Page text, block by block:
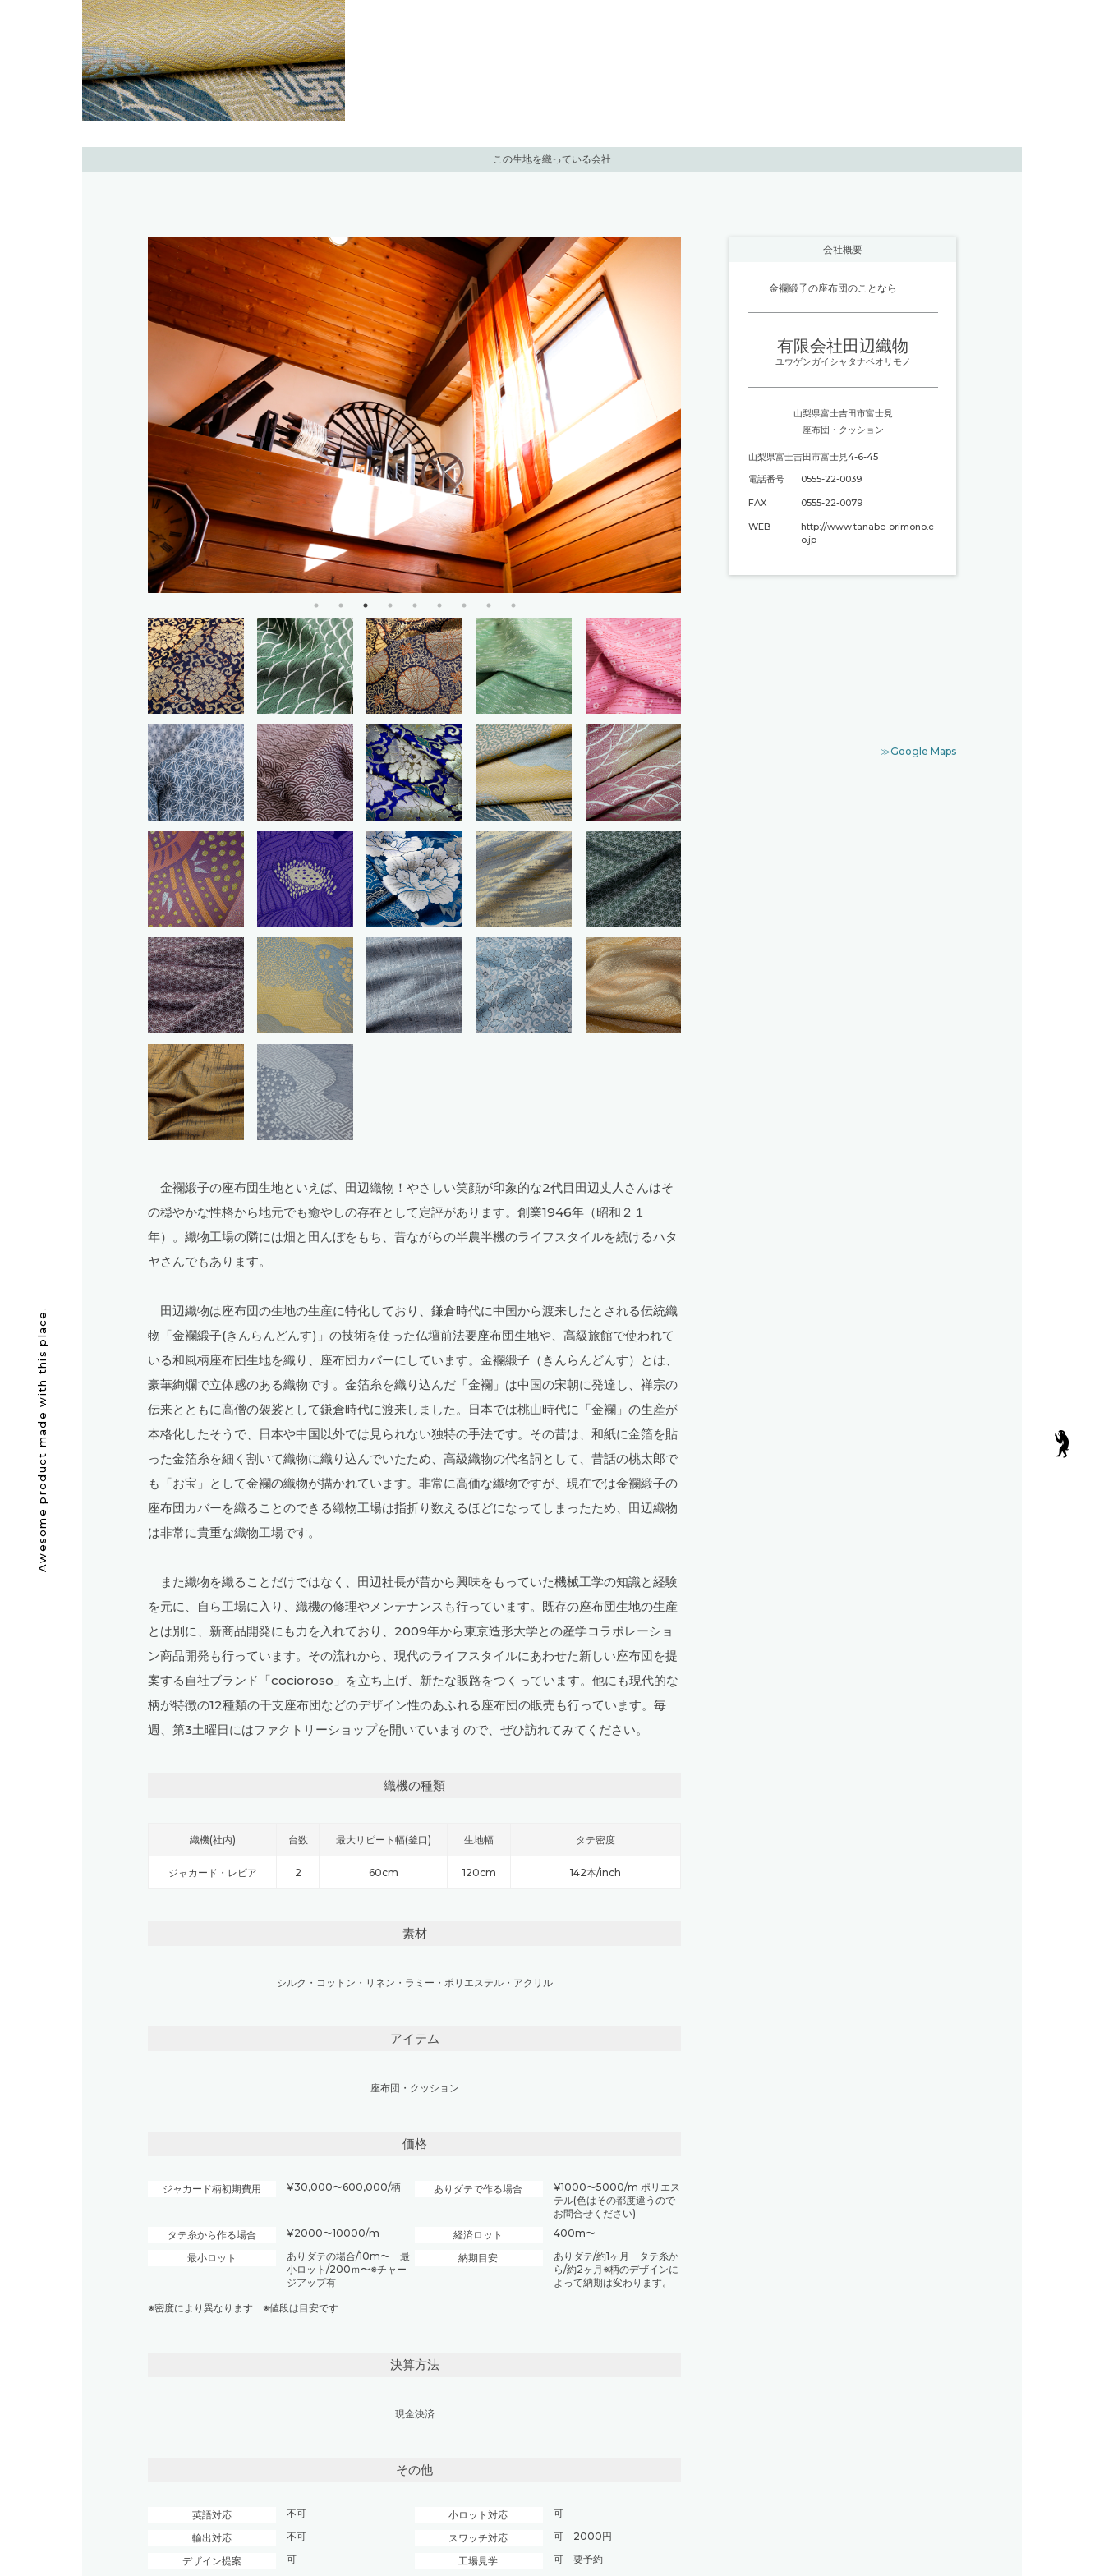
Awesome product made with this place.
この生地を織っている会社
金襴緞子の座布団生地といえば、田辺織物！やさしい笑顔が印象的な2代目田辺丈人さんはそ
の穏やかな性格から地元でも癒やしの存在として定評があります。創業1946年（昭和２１
年）。織物工場の隣には畑と田んぼをもち、昔ながらの半農半機のライフスタイルを続けるハタ
ヤさんでもあります。
田辺織物は座布団の生地の生産に特化しており、 鎌倉時代に中国から渡来したとされる伝統織
物「金襴緞子(きんらんどんす)」の技術を使った仏壇前法要座布団生地や、高級旅館で使われて
いる和風柄座布団生地を織り、座布団カバーにしています。金襴緞子（きんらんどんす）とは、
豪華絢爛で立体感のある織物です。金箔糸を織り込んだ「金襴」は中国の宋朝に発達し、禅宗の
伝来とともに高僧の袈裟として鎌倉時代に渡来しました。日本では桃山時代に「金襴」の生産が
本格化したそうで、日本や中国以外では見られない独特の手法です。その昔は、和紙に金箔を貼
った金箔糸を細く割いて織物に織り込んでいたため、高級織物の代名詞として、昔話の桃太郎で
も「お宝」として金襴の織物が描かれています。非常に高価な織物ですが、現在では金襴緞子の
座布団カバーを織ることのできる織物工場は指折り数えるほどになってしまったため、田辺織物
は非常に貴重な織物工場です。
また織物を織ることだけではなく、田辺社長が昔から興味をもっていた機械工学の知識と経験
を元に、自ら工場に入り、織機の修理やメンテナンスも行っています。既存の座布団生地の生産
とは別に、新商品開発にも力を入れており、2009年から東京造形大学との産学コラボレーショ
ン商品開発も行っています。その流れから、現代のライフスタイルにあわせた新しい座布団を提
案する自社ブランド「cocioroso」を立ち上げ、新たな販路をつくっています。他にも現代的な
柄が特徴の12種類の干支座布団などのデザイン性のあふれる座布団の販売も行っています。毎
週、第3土曜日にはファクトリーショップを開いていますので、ぜひ訪れてみてください。
織機の種類
織機(社内) 台数 最大リピート幅(釜口) 生地幅 タテ密度
ジャカード・レピア 2 60cm 120cm 142本/inch
素材
シルク ・ コットン ・ リネン ・ ラミー ・ ポリエステル・ アクリル
アイテム
座布団・クッション
価格
ジャカード柄初期費用 ¥30,000〜600,000/柄 ありダテで作る場合
¥1000〜5000/m ポリエス
テル(色はその都度違うので
お問合せください)
タテ糸から作る場合
¥2000〜10000/m 経済ロット
400m〜
最小ロット
ありダテの場合/10m〜 最
小ロット/200ｍ〜※チャー
ジアップ有
納期目安
ありダテ/約1ヶ月 タテ糸か
ら/約2ヶ月※柄のデザインに
よって納期は変わります。
※密度により異なります ※値段は目安です
決算方法
現金決済
その他
英語対応 不可 小ロット対応
可
輸出対応
不可 スワッチ対応
可 2000円
デザイン提案
可 工場見学 可 要予約
会社概要
金襴緞子の座布団のことなら
有限会社田辺織物
ユウゲンガイシャタナベオリモノ
山梨県富士吉田市富士見
座布団・クッション
山梨県富士吉田市富士見4-6-45
電話番号
0555-22-0039
FAX 0555-22-0079
WEB
http://www.tanabe-orimono.c
o.jp
≫Google Maps